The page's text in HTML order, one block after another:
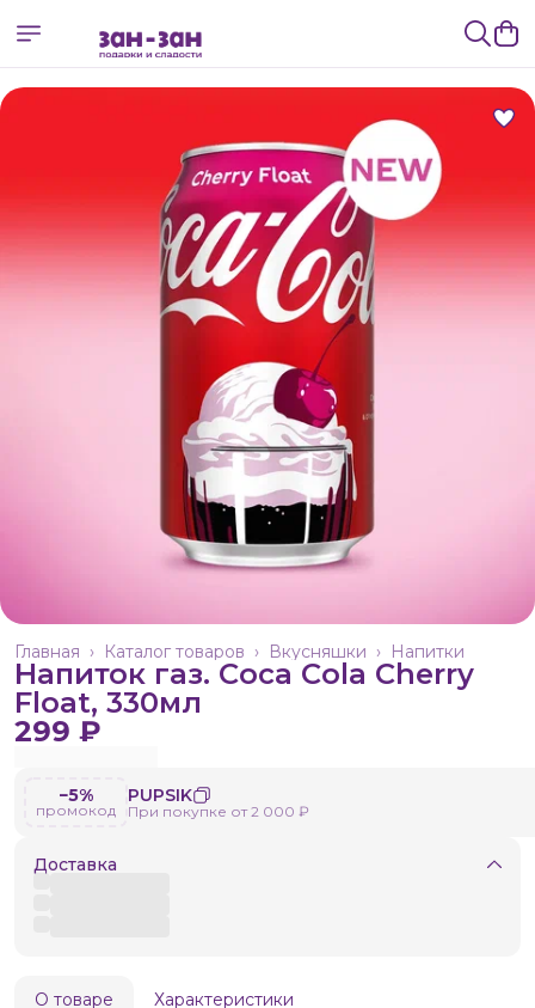
Напитки
Вкусняшки ›
Каталог товаров ›
Главная ›
Напиток газ. Coca Cola Cherry
Float, 330мл
299 ₽
−5%
промокод
PUPSIK
При покупке от 2 000 ₽
Доставка
О товаре Характеристики